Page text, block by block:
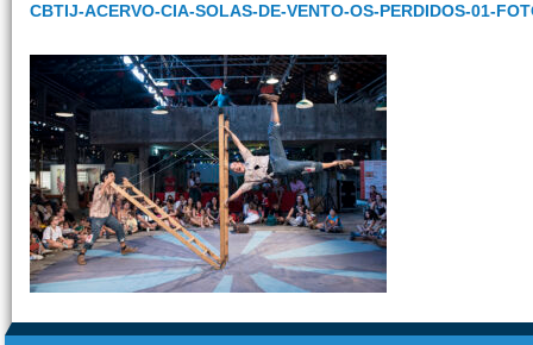
CBTIJ-ACERVO-CIA-SOLAS-DE-VENTO-OS-PERDIDOS-01-